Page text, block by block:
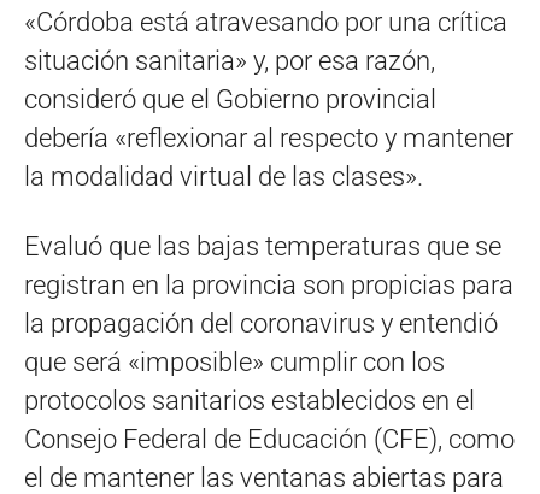
«Córdoba está atravesando por una crítica
situación sanitaria» y, por esa razón,
consideró que el Gobierno provincial
debería «reflexionar al respecto y mantener
la modalidad virtual de las clases».
Evaluó que las bajas temperaturas que se
registran en la provincia son propicias para
la propagación del coronavirus y entendió
que será «imposible» cumplir con los
protocolos sanitarios establecidos en el
Consejo Federal de Educación (CFE), como
el de mantener las ventanas abiertas para